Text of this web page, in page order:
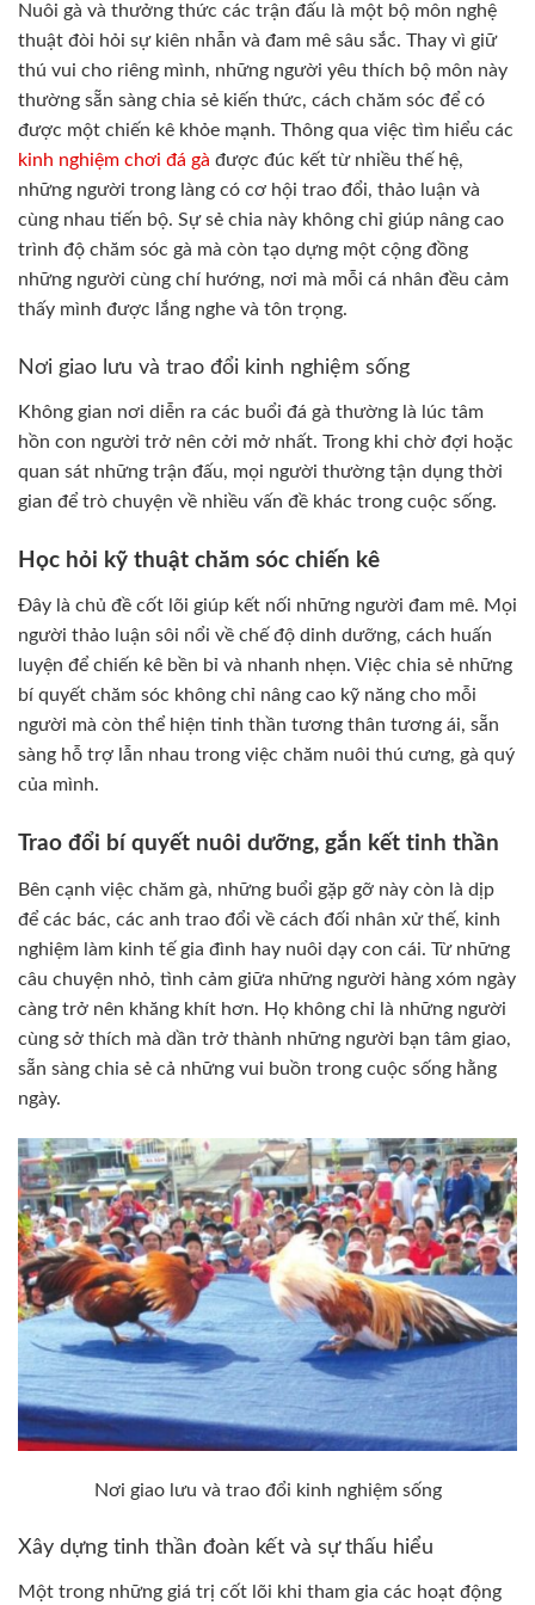
Nuôi gà và thưởng thức các trận đấu là một bộ môn nghệ
thuật đòi hỏi sự kiên nhẫn và đam mê sâu sắc. Thay vì giữ
thú vui cho riêng mình, những người yêu thích bộ môn này
thường sẵn sàng chia sẻ kiến thức, cách chăm sóc để có
được một chiến kê khỏe mạnh. Thông qua việc tìm hiểu các
kinh nghiệm chơi đá gà được đúc kết từ nhiều thế hệ,
những người trong làng có cơ hội trao đổi, thảo luận và
cùng nhau tiến bộ. Sự sẻ chia này không chỉ giúp nâng cao
trình độ chăm sóc gà mà còn tạo dựng một cộng đồng
những người cùng chí hướng, nơi mà mỗi cá nhân đều cảm
thấy mình được lắng nghe và tôn trọng.
Nơi giao lưu và trao đổi kinh nghiệm sống
Không gian nơi diễn ra các buổi đá gà thường là lúc tâm
hồn con người trở nên cởi mở nhất. Trong khi chờ đợi hoặc
quan sát những trận đấu, mọi người thường tận dụng thời
gian để trò chuyện về nhiều vấn đề khác trong cuộc sống.
Học hỏi kỹ thuật chăm sóc chiến kê
Đây là chủ đề cốt lõi giúp kết nối những người đam mê. Mọi
người thảo luận sôi nổi về chế độ dinh dưỡng, cách huấn
luyện để chiến kê bền bỉ và nhanh nhẹn. Việc chia sẻ những
bí quyết chăm sóc không chỉ nâng cao kỹ năng cho mỗi
người mà còn thể hiện tinh thần tương thân tương ái, sẵn
sàng hỗ trợ lẫn nhau trong việc chăm nuôi thú cưng, gà quý
của mình.
Trao đổi bí quyết nuôi dưỡng, gắn kết tinh thần
Bên cạnh việc chăm gà, những buổi gặp gỡ này còn là dịp
để các bác, các anh trao đổi về cách đối nhân xử thế, kinh
nghiệm làm kinh tế gia đình hay nuôi dạy con cái. Từ những
câu chuyện nhỏ, tình cảm giữa những người hàng xóm ngày
càng trở nên khăng khít hơn. Họ không chỉ là những người
cùng sở thích mà dần trở thành những người bạn tâm giao,
sẵn sàng chia sẻ cả những vui buồn trong cuộc sống hằng
ngày.
Nơi giao lưu và trao đổi kinh nghiệm sống
Xây dựng tinh thần đoàn kết và sự thấu hiểu
Một trong những giá trị cốt lõi khi tham gia các hoạt động